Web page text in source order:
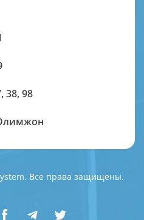
38, 98
Все права защищены.